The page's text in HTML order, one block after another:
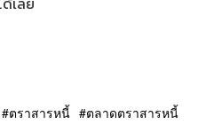
ตราสารหนี้ ตลาดตราสารหนี้